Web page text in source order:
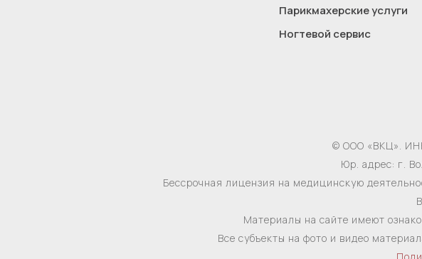
Парикмахерские услуги
Ногтевой сервис
© ООО «ВКЦ».
Юр. адрес: г.
Бессрочная лицензия на медицинскую
Материалы на сайте имеют
Все субъекты на фото и видео